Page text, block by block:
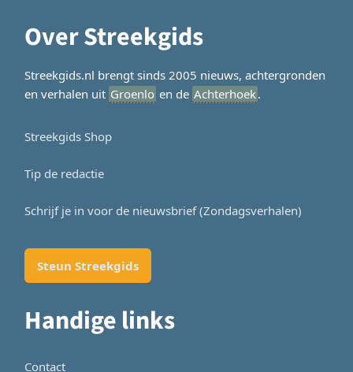
Over Streekgids
Streekgids.nl brengt sinds 2005 nieuws, achtergronden
en verhalen uit Groenlo en de Achterhoek.
Streekgids Shop
Tip de redactie
Schrijf je in voor de nieuwsbrief (Zondagsverhalen)
Steun Streekgids
Handige links
Contact